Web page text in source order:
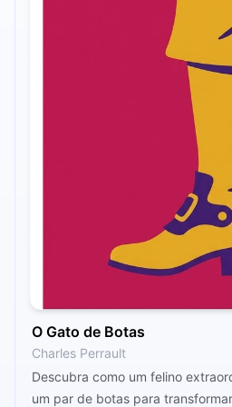
O Gato de Botas
Charles Perrault
Descubra como um felino
um par de botas para